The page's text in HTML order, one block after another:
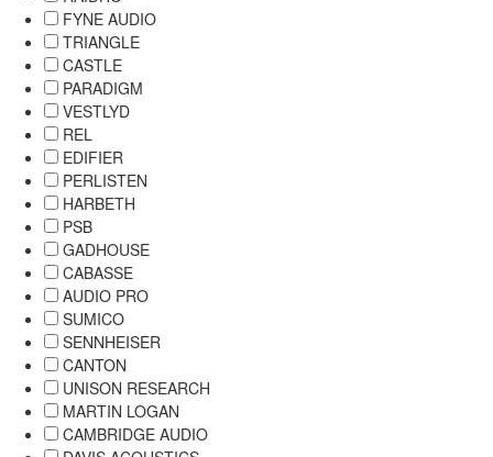
FYNE AUDIO
TRIANGLE
CASTLE
PARADIGM
VESTLYD
REL
EDIFIER
PERLISTEN
HARBETH
PSB
GADHOUSE
CABASSE
AUDIO PRO
SUMICO
SENNHEISER
CANTON
UNISON RESEARCH
MARTIN LOGAN
CAMBRIDGE AUDIO